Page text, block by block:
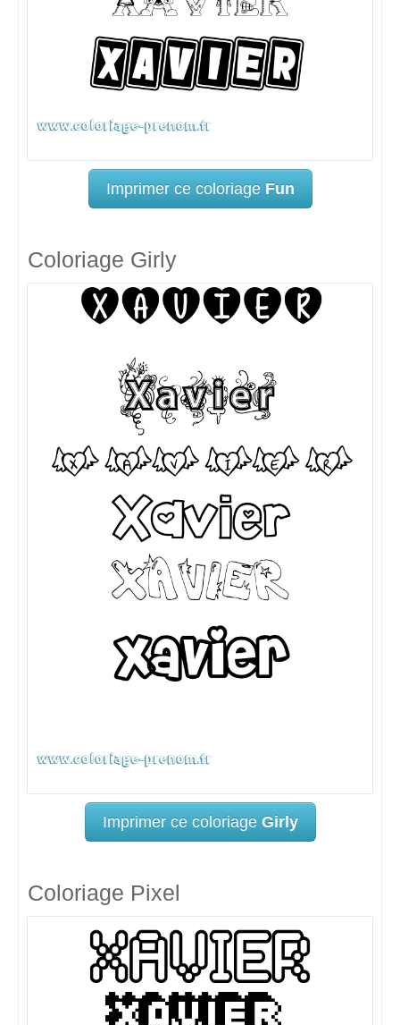
Imprimer ce coloriage Fun
Coloriage Girly
Imprimer ce coloriage Girly
Coloriage Pixel